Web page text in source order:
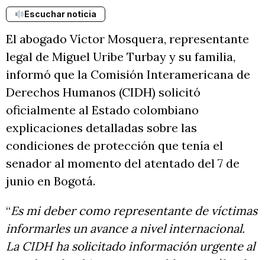
Escuchar noticia
El abogado Víctor Mosquera, representante
legal de Miguel Uribe Turbay y su familia,
informó que la Comisión Interamericana de
Derechos Humanos (CIDH) solicitó
oficialmente al Estado colombiano
explicaciones detalladas sobre las
condiciones de protección que tenía el
senador al momento del atentado del 7 de
junio en Bogotá.
“Es mi deber como representante de víctimas
informarles un avance a nivel internacional.
La CIDH ha solicitado información urgente al